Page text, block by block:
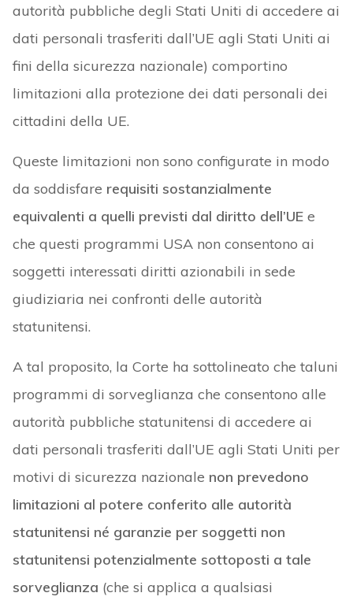
autorità pubbliche degli Stati Uniti di accedere ai
dati personali trasferiti dall’UE agli Stati Uniti ai
fini della sicurezza nazionale) comportino
limitazioni alla protezione dei dati personali dei
cittadini della UE.
Queste limitazioni non sono configurate in modo
da soddisfare requisiti sostanzialmente
equivalenti a quelli previsti dal diritto dell’UEe
che questi programmi USA non consentono ai
soggetti interessati diritti azionabili in sede
giudiziaria nei confronti delle autorità
statunitensi.
A tal proposito, la Corte ha sottolineato che taluni
programmi di sorveglianza che consentono alle
autorità pubbliche statunitensi di accedere ai
dati personali trasferiti dall’UE agli Stati Uniti per
motivi di sicurezza nazionale non prevedono
limitazioni al potere conferito alle autorità
statunitensi né garanzie per soggetti non
statunitensi potenzialmente sottoposti a tale
sorveglianza (che si applica a qualsiasi